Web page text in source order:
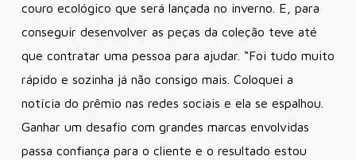
couro ecológico que será lançada no inverno. E, para
conseguir desenvolver as peças da coleção teve até
que contratar uma pessoa para ajudar. “Foi tudo muito
rápido e sozinha já não consigo mais. Coloquei a
notícia do prêmio nas redes sociais e ela se espalhou.
Ganhar um desafio com grandes marcas envolvidas
passa confiança para o cliente e o resultado estou